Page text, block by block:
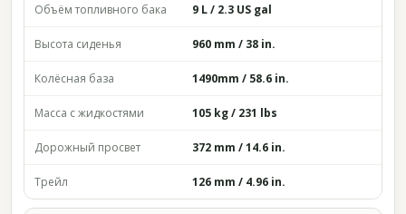
Объём топливного бака 9 L / 2.3 US gal
Высота сиденья 960 mm / 38 in.
Колёсная база 1490mm / 58.6 in.
Масса с жидкостями 105 kg / 231 lbs
Дорожный просвет 372 mm / 14.6 in.
Трейл 126 mm / 4.96 in.